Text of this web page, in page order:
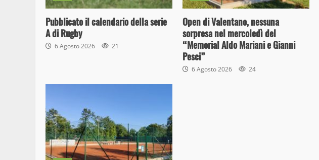
Pubblicato il calendario della serie
A di Rugby
6 Agosto 2026 21
Open di Valentano, nessuna
sorpresa nel mercoledì del
“Memorial Aldo Mariani e Gianni
Pesci”
6 Agosto 2026 24